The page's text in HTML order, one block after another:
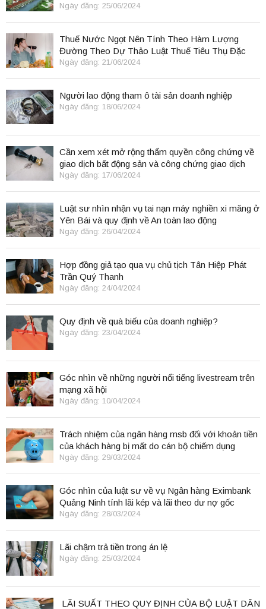
ĐAI 2024
Ngày đăng: 25/06/2024
Thuế Nước Ngọt Nên Tính Theo Hàm Lượng
Đường Theo Dự Thảo Luật Thuế Tiêu Thụ Đặc
Biệt
Ngày đăng: 21/06/2024
Người lao động tham ô tài sản doanh nghiệp
Ngày đăng: 18/06/2024
Cần xem xét mở rộng thẩm quyền công chứng về
giao dịch bất động sản và công chứng giao dịch
điện tử.
Ngày đăng: 17/06/2024
Luật sư nhìn nhận vụ tai nạn máy nghiền xi măng ở
Yên Bái và quy định về An toàn lao động
Ngày đăng: 26/04/2024
Hợp đồng giả tạo qua vụ chủ tịch Tân Hiệp Phát
Trần Quý Thanh
Ngày đăng: 24/04/2024
Quy định về quà biếu của doanh nghiệp?
Ngày đăng: 23/04/2024
Góc nhìn về những người nổi tiếng livestream trên
mạng xã hội
Ngày đăng: 10/04/2024
Trách nhiệm của ngân hàng msb đối với khoản tiền
của khách hàng bị mất do cán bộ chiếm dụng
Ngày đăng: 29/03/2024
Góc nhìn của luật sư về vụ Ngân hàng Eximbank
Quảng Ninh tính lãi kép và lãi theo dư nợ gốc
Ngày đăng: 28/03/2024
Lãi chậm trả tiền trong án lệ
Ngày đăng: 25/03/2024
LÃI SUẤT THEO QUY ĐỊNH CỦA BỘ LUẬT DÂN